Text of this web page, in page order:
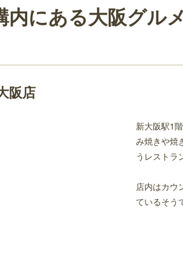
串や
内にあるおすすめのレストラン
ナチュール 新大阪店
オサカ
大阪店
内にある大阪グル
阪店
新大阪駅1
み焼きや焼
うレストラ
店内はカウ
ているそう